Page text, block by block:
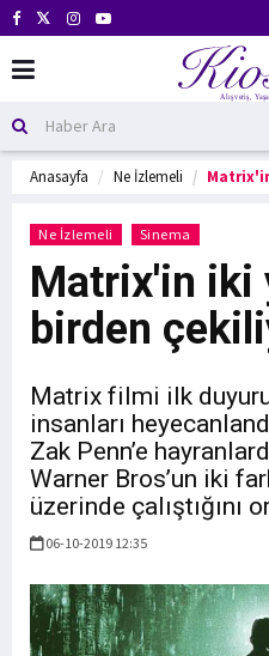
Anasayfa Ne İzlemeli
Ne İzlemeli Sinema
Matrix'in iki
birden
Matrix filmi ilk
insanları
Zak Penn’e
Warner Bros’un iki
üzerinde çalıştığını
06-10-2019 12:35